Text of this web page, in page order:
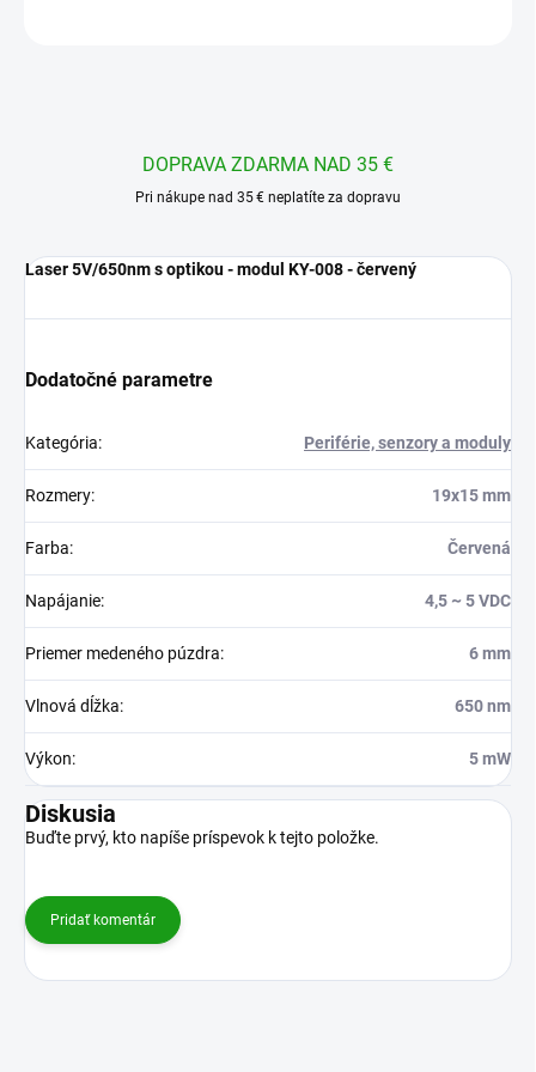
DOPRAVA ZDARMA NAD 35 €
Pri nákupe nad 35 € neplatíte za dopravu
Laser 5V/650nm s optikou - modul KY-008 - červený
Dodatočné parametre
Kategória: Periférie, senzory a moduly
Rozmery: 19x15 mm
Farba: Červená
Napájanie: 4,5 ~ 5 VDC
Priemer medeného púzdra: 6 mm
Vlnová dĺžka: 650 nm
Výkon: 5 mW
Diskusia
Buďte prvý, kto napíše príspevok k tejto položke.
Pridať komentár